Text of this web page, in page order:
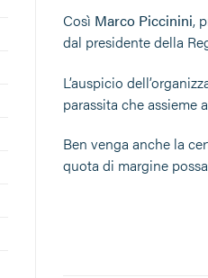
Così Marco Piccinini,
dal presidente della
L’auspicio
parassita che
Ben venga anche la
quota di margine